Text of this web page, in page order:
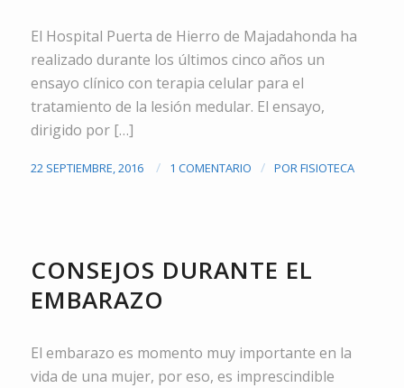
El Hospital Puerta de Hierro de Majadahonda ha
realizado durante los últimos cinco años un
ensayo clínico con terapia celular para el
tratamiento de la lesión medular. El ensayo,
dirigido por […]
22 SEPTIEMBRE, 2016 / 1 COMENTARIO / POR FISIOTECA
CONSEJOS DURANTE EL
EMBARAZO
El embarazo es momento muy importante en la
vida de una mujer, por eso, es imprescindible